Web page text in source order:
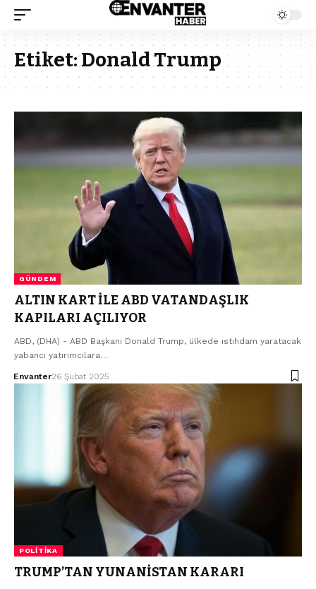
Etiket:Donald Trump
GÜNDEM
ALTIN KART İLE ABD VATANDAŞLIK
KAPILARI AÇILIYOR
ABD, (DHA) - ABD Başkanı Donald Trump, ülkede istihdam yaratacak
yabancı yatırımcılara…
Envanter26 Şubat 2025
POLITIKA
TRUMP’TAN YUNANİSTAN KARARI